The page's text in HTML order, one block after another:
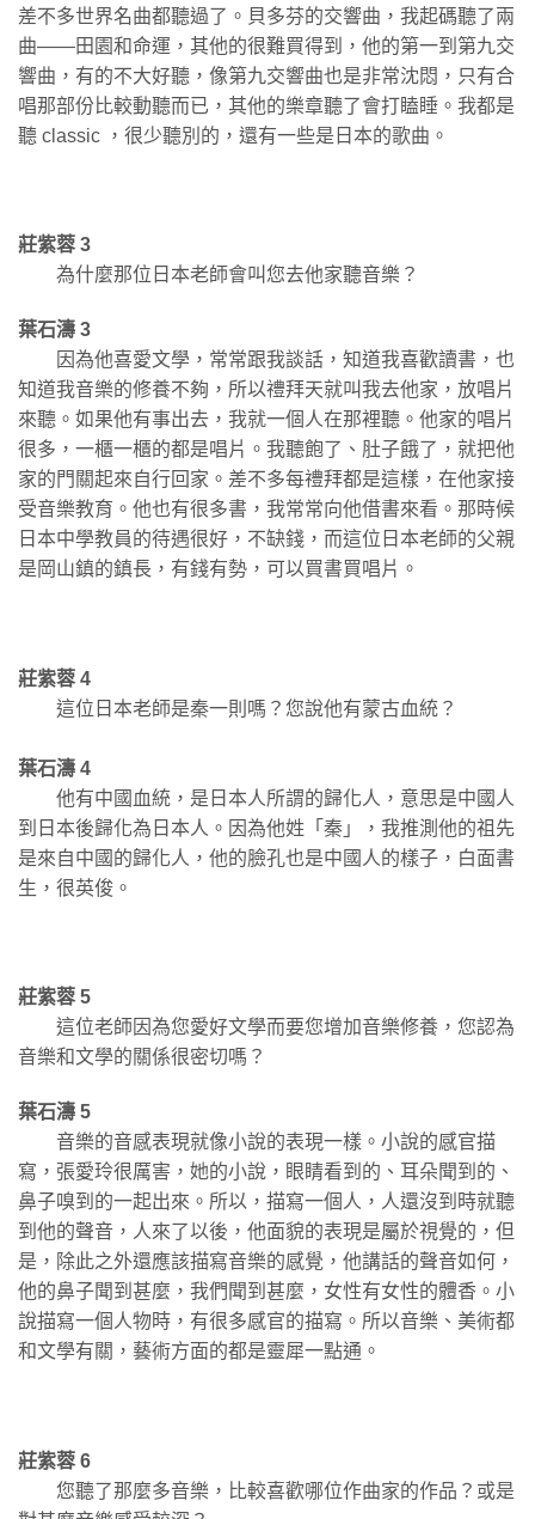
差不多世界名曲都聽過了。貝多芬的交響曲，我起碼聽了兩
曲——田園和命運，其他的很難買得到，他的第一到第九交
響曲，有的不大好聽，像第九交響曲也是非常沈悶，只有合
唱那部份比較動聽而已，其他的樂章聽了會打瞌睡。我都是
聽 classic ，很少聽別的，還有一些是日本的歌曲。
莊紫蓉 3
為什麼那位日本老師會叫您去他家聽音樂？
葉石濤 3
因為他喜愛文學，常常跟我談話，知道我喜歡讀書，也
知道我音樂的修養不夠，所以禮拜天就叫我去他家，放唱片
來聽。如果他有事出去，我就一個人在那裡聽。他家的唱片
很多，一櫃一櫃的都是唱片。我聽飽了、肚子餓了，就把他
家的門關起來自行回家。差不多每禮拜都是這樣，在他家接
受音樂教育。他也有很多書，我常常向他借書來看。那時候
日本中學教員的待遇很好，不缺錢，而這位日本老師的父親
是岡山鎮的鎮長，有錢有勢，可以買書買唱片。
莊紫蓉 4
這位日本老師是秦一則嗎？您說他有蒙古血統？
葉石濤 4
他有中國血統，是日本人所謂的歸化人，意思是中國人
到日本後歸化為日本人。因為他姓「秦」，我推測他的祖先
是來自中國的歸化人，他的臉孔也是中國人的樣子，白面書
生，很英俊。
莊紫蓉 5
這位老師因為您愛好文學而要您增加音樂修養，您認為
音樂和文學的關係很密切嗎？
葉石濤 5
音樂的音感表現就像小說的表現一樣。小說的感官描
寫，張愛玲很厲害，她的小說，眼睛看到的、耳朵聞到的、
鼻子嗅到的一起出來。所以，描寫一個人，人還沒到時就聽
到他的聲音，人來了以後，他面貌的表現是屬於視覺的，但
是，除此之外還應該描寫音樂的感覺，他講話的聲音如何，
他的鼻子聞到甚麼，我們聞到甚麼，女性有女性的體香。小
說描寫一個人物時，有很多感官的描寫。所以音樂、美術都
和文學有關，藝術方面的都是靈犀一點通。
莊紫蓉 6
您聽了那麼多音樂，比較喜歡哪位作曲家的作品？或是